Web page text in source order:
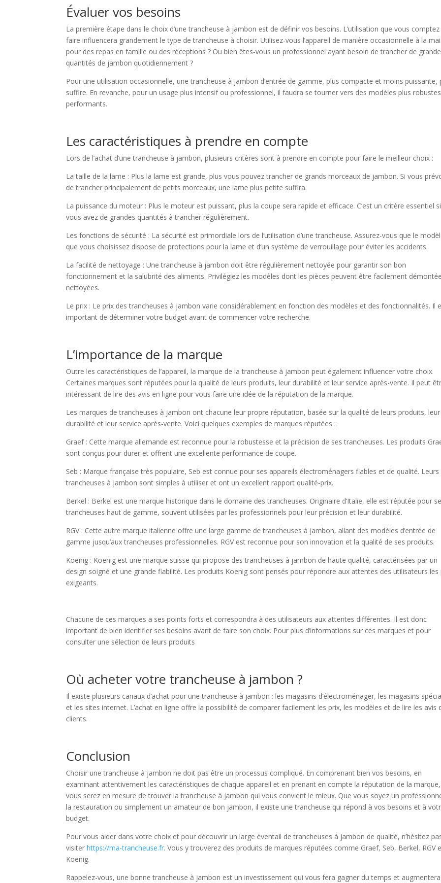
Évaluer vos besoins
La première étape dans le choix d’une trancheuse à jambon est de définir vos besoins. L’utilisation que vous comptez
faire influencera grandement le type de trancheuse à choisir. Utilisez-vous l’appareil de manière occasionnelle à la
pour des repas en famille ou des réceptions ? Ou bien êtes-vous un professionnel ayant besoin de trancher de
quantités de jambon quotidiennement ?
Pour une utilisation occasionnelle, une trancheuse à jambon d’entrée de gamme, plus compacte et moins puissante,
suffire. En revanche, pour un usage plus intensif ou professionnel, il faudra se tourner vers des modèles plus
performants.
Les caractéristiques à prendre en compte
Lors de l’achat d’une trancheuse à jambon, plusieurs critères sont à prendre en compte pour faire le meilleur choix :
La taille de la lame : Plus la lame est grande, plus vous pouvez trancher de grands morceaux de jambon. Si vous
de trancher principalement de petits morceaux, une lame plus petite suffira.
La puissance du moteur : Plus le moteur est puissant, plus la coupe sera rapide et efficace. C’est un critère essentiel si
vous avez de grandes quantités à trancher régulièrement.
Les fonctions de sécurité : La sécurité est primordiale lors de l’utilisation d’une trancheuse. Assurez-vous que le
que vous choisissez dispose de protections pour la lame et d’un système de verrouillage pour éviter les accidents.
La facilité de nettoyage : Une trancheuse à jambon doit être régulièrement nettoyée pour garantir son bon
fonctionnement et la salubrité des aliments. Privilégiez les modèles dont les pièces peuvent être facilement
nettoyées.
Le prix : Le prix des trancheuses à jambon varie considérablement en fonction des modèles et des fonctionnalités. Il
important de déterminer votre budget avant de commencer votre recherche.
L’importance de la marque
Outre les caractéristiques de l’appareil, la marque de la trancheuse à jambon peut également influencer votre choix.
Certaines marques sont réputées pour la qualité de leurs produits, leur durabilité et leur service après-vente. Il peut
intéressant de lire des avis en ligne pour vous faire une idée de la réputation de la marque.
Les marques de trancheuses à jambon ont chacune leur propre réputation, basée sur la qualité de leurs produits, leur
durabilité et leur service après-vente. Voici quelques exemples de marques réputées :
Graef : Cette marque allemande est reconnue pour la robustesse et la précision de ses trancheuses. Les produits
sont conçus pour durer et offrent une excellente performance de coupe.
Seb : Marque française très populaire, Seb est connue pour ses appareils électroménagers fiables et de qualité. Leurs
trancheuses à jambon sont simples à utiliser et ont un excellent rapport qualité-prix.
Berkel : Berkel est une marque historique dans le domaine des trancheuses. Originaire d’Italie, elle est réputée pour
trancheuses haut de gamme, souvent utilisées par les professionnels pour leur précision et leur durabilité.
RGV : Cette autre marque italienne offre une large gamme de trancheuses à jambon, allant des modèles d’entrée de
gamme jusqu’aux trancheuses professionnelles. RGV est reconnue pour son innovation et la qualité de ses produits.
Koenig : Koenig est une marque suisse qui propose des trancheuses à jambon de haute qualité, caractérisées par un
design soigné et une grande fiabilité. Les produits Koenig sont pensés pour répondre aux attentes des utilisateurs les
exigeants.
Chacune de ces marques a ses points forts et correspondra à des utilisateurs aux attentes différentes. Il est donc
important de bien identifier ses besoins avant de faire son choix. Pour plus d’informations sur ces marques et pour
consulter une sélection de leurs produits
Où acheter votre trancheuse à jambon ?
Il existe plusieurs canaux d’achat pour une trancheuse à jambon : les magasins d’électroménager, les magasins
et les sites internet. L’achat en ligne offre la possibilité de comparer facilement les prix, les modèles et de lire les avis
clients.
Conclusion
Choisir une trancheuse à jambon ne doit pas être un processus compliqué. En comprenant bien vos besoins, en
examinant attentivement les caractéristiques de chaque appareil et en prenant en compte la réputation de la marque,
vous serez en mesure de trouver la trancheuse à jambon qui vous convient le mieux. Que vous soyez un
la restauration ou simplement un amateur de bon jambon, il existe une trancheuse qui répond à vos besoins et à
budget.
Pour vous aider dans votre choix et pour découvrir un large éventail de trancheuses à jambon de qualité, n’hésitez
visiterhttps://ma-trancheuse.fr. Vous y trouverez des produits de marques réputées comme Graef, Seb, Berkel, RGV
Koenig.
Rappelez-vous, une bonne trancheuse à jambon est un investissement qui vous fera gagner du temps et augmentera